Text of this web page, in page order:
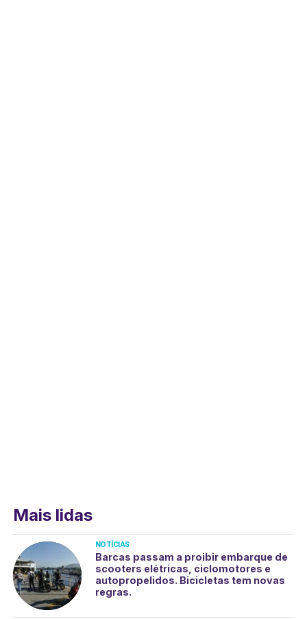
Mais lidas
NOTÍCIAS
Barcas passam a proibir embarque de
scooters elétricas, ciclomotores e
autopropelidos. Bicicletas tem novas
regras.